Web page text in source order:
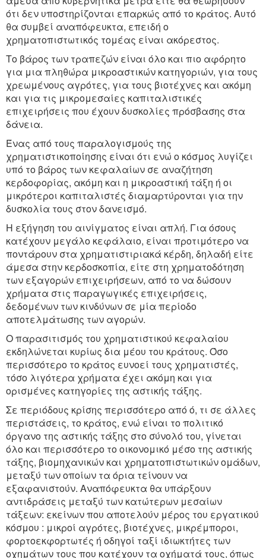
ότι δεν υποστηρίζονται επαρκώς από το κράτος. Αυτό
θα συμβεί αναπόφευκτα, επειδή ο
χρηματοπιστωτικός τομέας είναι ακόρεστος.
Το βάρος των τραπεζών είναι όλο και πιο αφόρητο
για μια πληθώρα μικροαστικών κατηγοριών, για τους
χρεωμένους αγρότες, για τους βιοτέχνες και ακόμη
και για τις μικρομεσαίες καπιταλιστικές
επιχειρήσεις που έχουν δυσκολίες πρόσβασης στα
δάνεια.
Ένας από τους παραλογισμούς της
χρηματιστικοποίησης είναι ότι ενώ ο κόσμος λυγίζει
υπό το βάρος των κεφαλαίων σε αναζήτηση
κερδοφορίας, ακόμη και η μικροαστική τάξη ή οι
μικρότεροι καπιταλιστές διαμαρτύρονται για την
δυσκολία τους στον δανεισμό.
Η εξήγηση του αινίγματος είναι απλή. Για όσους
κατέχουν μεγάλο κεφάλαιο, είναι προτιμότερο να
ποντάρουν στα χρηματιστιριακά κέρδη, δηλαδή είτε
άμεσα στην κερδοσκοπία, είτε στη χρηματοδότηση
των εξαγορών επιχειρήσεων, από το να δώσουν
χρήματα στις παραγωγικές επιχειρήσεις,
δεδομένων των κινδύνων σε μία περίοδο
αποτελμάτωσης των αγορών.
Ο παρασιτισμός του χρηματιστικού κεφαλαίου
εκδηλώνεται κυρίως δια μέου του κράτους. Όσο
περισσότερο το κράτος ευνοεί τους χρηματιστές,
τόσο λιγότερα χρήματα έχει ακόμη και για
ορισμένες κατηγορίες της αστικής τάξης.
Σε περιόδους κρίσης περισσότερο από ό, τι σε άλλες
περιστάσεις, το κράτος, ενώ είναι το πολιτικό
όργανο της αστικής τάξης στο σύνολό του, γίνεται
όλο και περισσότερο το οικονομικό μέσο της αστικής
τάξης, βιομηχανικών και χρηματοπιστωτικών ομάδων,
μεταξύ των οποίων τα όρια τείνουν να
εξαφανιστούν. Αναπόφευκτα θα υπάρξουν
αντιδράσεις μεταξύ των κατώτερων μεσαίων
τάξεων: εκείνων που αποτελούν μέρος του εργατικού
κόσμου : μικροί αγρότες, βιοτέχνες, μικρέμποροι,
φορτοεκφορτωτές ή οδηγοί ταξί ιδιωκτήτες των
οχημάτων τους που κατέχουν τα οχήματά τους, όπως